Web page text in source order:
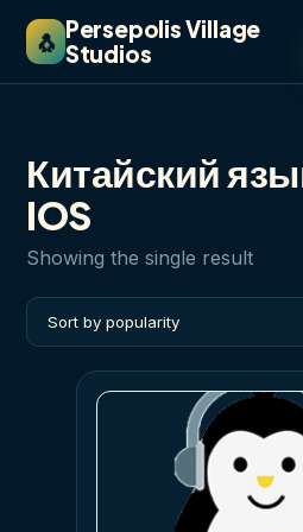
🐧 Persepolis Village
Studios
Китайский
IOS
Showing the single result